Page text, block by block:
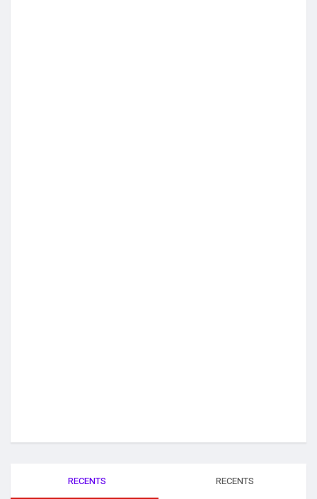
RECENTS RECENTS